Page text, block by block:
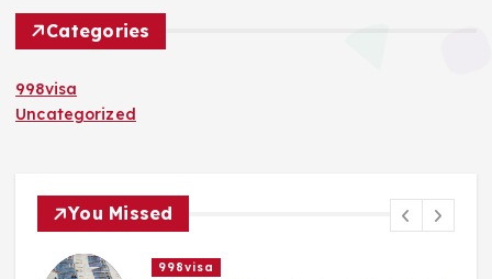
Categories
998visa
Uncategorized
You Missed
998visa